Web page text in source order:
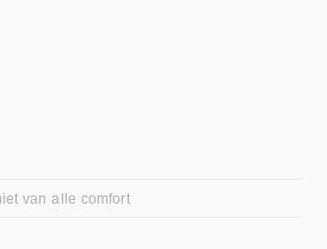
van alle comfort